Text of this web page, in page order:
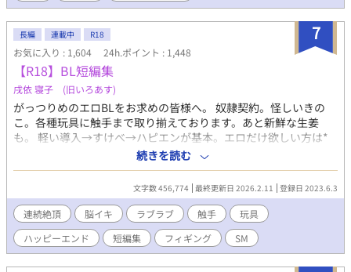
7
長編 連載中 R18
お気に入り : 1,604 24h.ポイント : 1,448
【R18】BL短編集
戌依 寝子 (旧いろあす)
がっつりめのエロBLをお求めの皆様へ。 奴隷契約。怪しいきの
こ。各種玩具に触手まで取り揃えております。あと新鮮な生姜
も。 軽い導入→すけべ→ハピエンが基本。エロだけ欲しい方は*
マークを探してください。 各話の内容を下記よりご参照の上お好
みのお話をお読みいただければと思います。 お気に召すものがあ
りますように。 【のんびり雑談】 →敬語、言葉攻め、強制・連続
絶頂、前立腺、潮吹き 【ロングアイランド・アイスティー】 →甘
め、攻フェラ、誘い受、ハッピーエンド 【家なき子】 →玩具(ロ
ーター、ニプルクリップ、ディルド、ブジー)･前立腺･強制絶頂･
失禁･失神･潮吹き、結腸、尿道、メス堕ち、ハッピーエンド 【冒
険の書】 →ファンタジー、触手、前立腺、時間停止(少)、潮吹
続きを読む
文字数 456,774 最終更新日 2026.2.11 登録日 2023.6.3
連続絶頂 脳イキ ラブラブ 触手
玩具
ハッピーエンド
短編集 フィギング SM